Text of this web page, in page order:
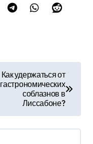
Как удержаться от
гастрономических
соблазнов в
Лиссабоне?